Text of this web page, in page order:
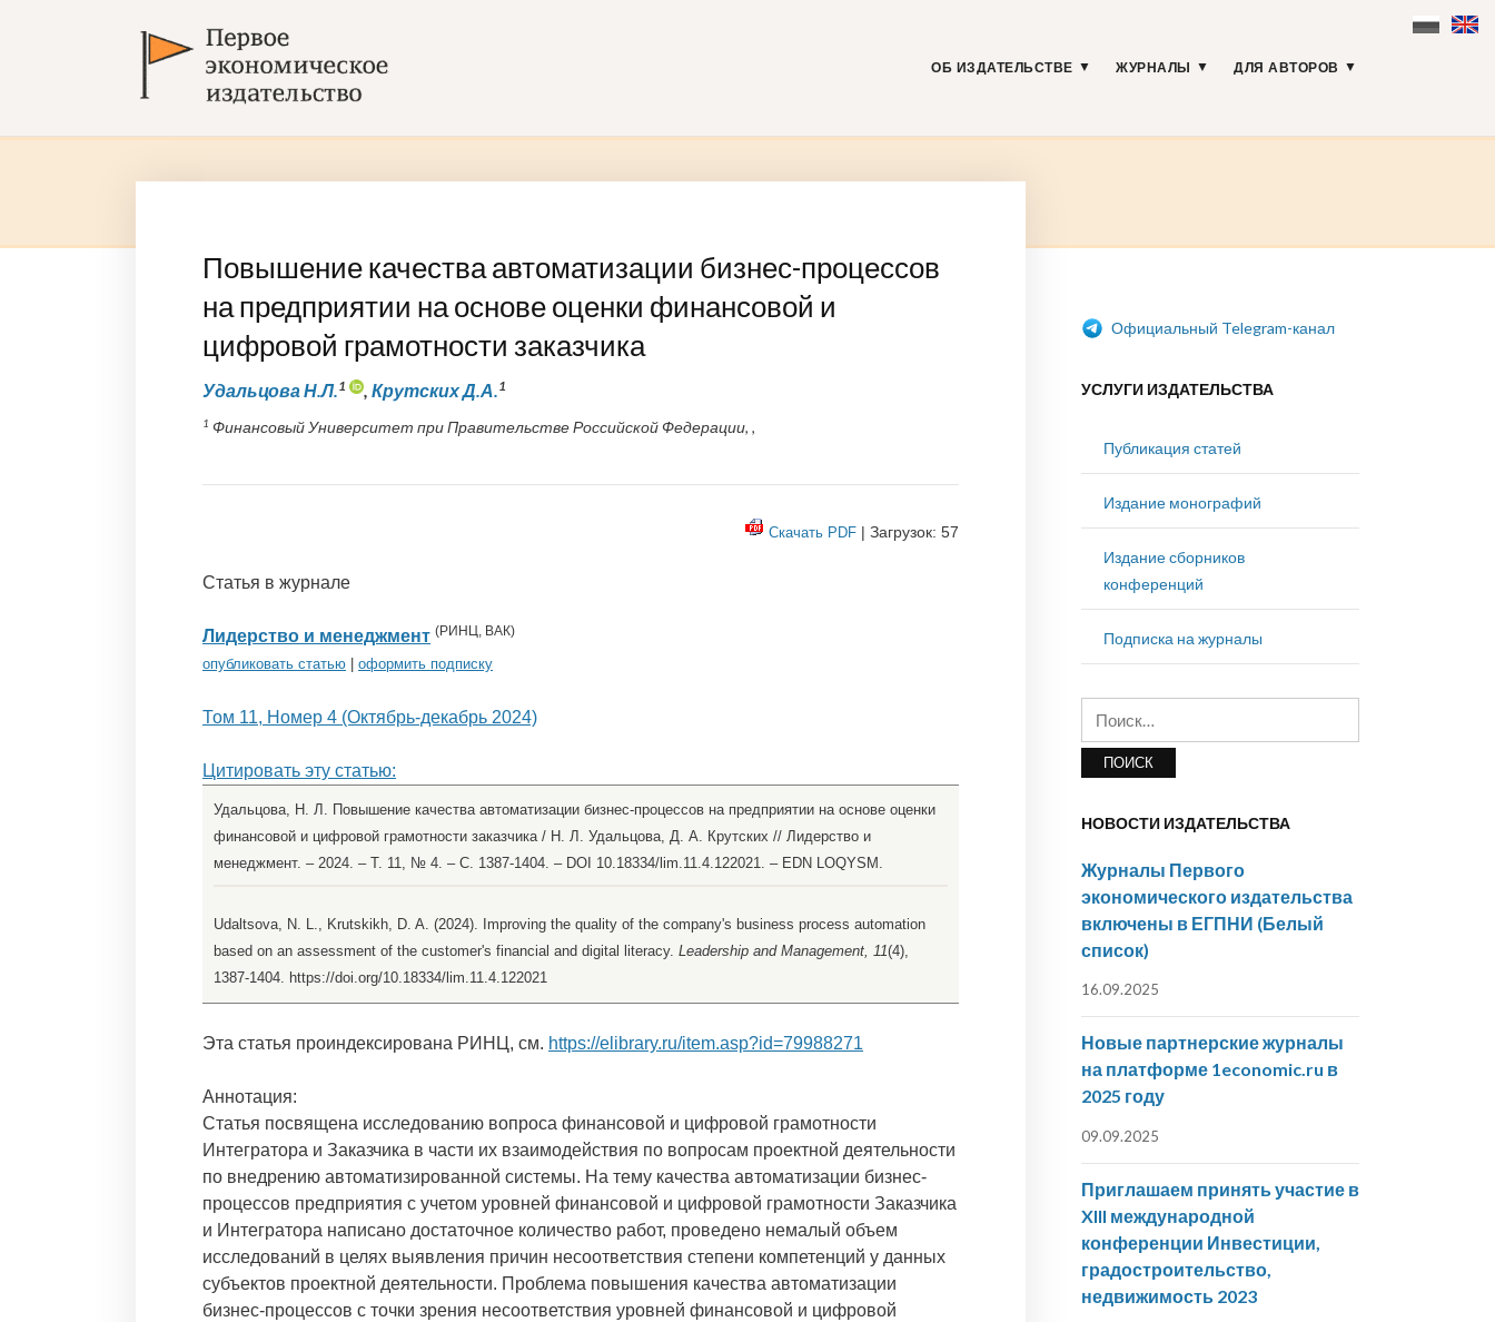
ОБ ИЗДАТЕЛЬСТВЕ ЖУРНАЛЫ ДЛЯ АВТОРОВ
Повышение качества автоматизации бизнес-процессов
на предприятии на основе оценки финансовой и
цифровой грамотности заказчика
Удальцова Н.Л.1 , Крутских Д.А.1
1 Финансовый Университет при Правительстве Российской Федерации, ,
Скачать PDF | Загрузок: 57
Статья в журнале
Лидерство и менеджмент (РИНЦ, ВАК)
опубликовать статью оформить подписку
Том 11, Номер 4 (Октябрь-декабрь 2024)
Цитировать эту статью:
Удальцова, Н. Л. Повышение качества автоматизации бизнес-процессов на предприятии на основе оценки
финансовой и цифровой грамотности заказчика / Н. Л. Удальцова, Д. А. Крутских // Лидерство и
менеджмент. – 2024. – Т. 11, № 4. – С. 1387-1404. – DOI 10.18334/lim.11.4.122021. – EDN LOQYSM.
Udaltsova, N. L., Krutskikh, D. A. (2024). Improving the quality of the company's business process automation
based on an assessment of the customer's financial and digital literacy. Leadership and Management, 11(4),
1387-1404. https://doi.org/10.18334/lim.11.4.122021
Эта статья проиндексирована РИНЦ, см. https://elibrary.ru/item.asp?id=79988271
Аннотация:
Статья посвящена исследованию вопроса финансовой и цифровой грамотности
Интегратора и Заказчика в части их взаимодействия по вопросам проектной деятельности
по внедрению автоматизированной системы. На тему качества автоматизации бизнес-
процессов предприятия с учетом уровней финансовой и цифровой грамотности Заказчика
и Интегратора написано достаточное количество работ, проведено немалый объем
исследований в целях выявления причин несоответствия степени компетенций у данных
субъектов проектной деятельности. Проблема повышения качества автоматизации
бизнес-процессов с точки зрения несоответствия уровней финансовой и цифровой
Официальный Telegram-канал
УСЛУГИ ИЗДАТЕЛЬСТВА
Публикация статей
Издание монографий
Издание сборников
конференций
Подписка на журналы
НОВОСТИ ИЗДАТЕЛЬСТВА
Журналы Первого
экономического издательства
включены в ЕГПНИ (Белый
список)
16.09.2025
Новые партнерские журналы
на платформе 1economic.ru в
2025 году
09.09.2025
Приглашаем принять участие в
XIII международной
конференции Инвестиции,
градостроительство,
недвижимость 2023